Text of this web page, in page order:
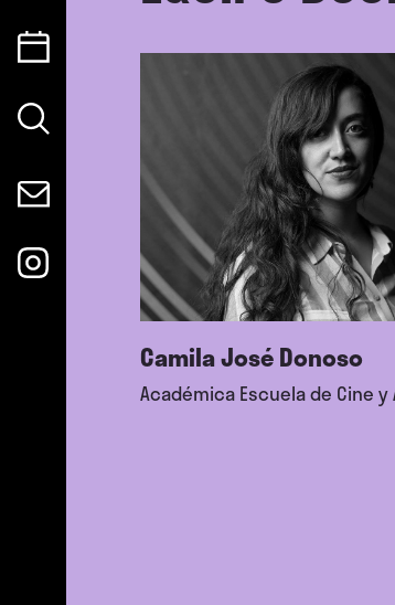
Camila José Donoso
Académica Escuela de Cine